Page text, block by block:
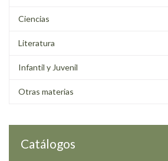
Ciencias
Literatura
Infantil y Juvenil
Otras materias
Catálogos